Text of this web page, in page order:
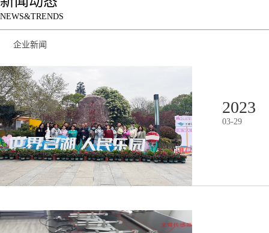
NEWS&TRENDS
企业新闻
2023
03-29